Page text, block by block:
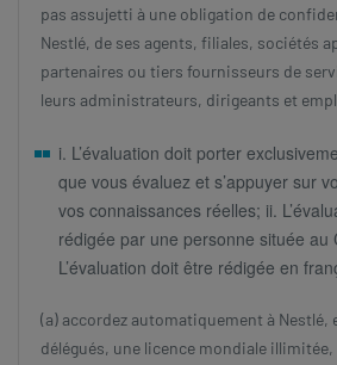
pas assujetti à une obligation de
Nestlé, de ses agents, filiales, sociétés
partenaires ou tiers fournisseurs de
leurs administrateurs, dirigeants et
i. L’évaluation doit porter
que vous évaluez et s’appuyer sur
vos connaissances réelles; ii.
rédigée par une personne située au
L’évaluation doit être rédigée en
(a) accordez automatiquement à Nestlé,
délégués, une licence mondiale